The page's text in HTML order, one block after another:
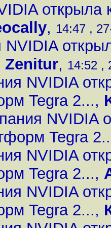
, 14:47 ,
NVIDIA
Zenitur, 14:52 ,
NVIDIA
Tegra 2...,
NVIDIA
Tegra
NVIDIA
Tegra 2...,
NVIDIA
Tegra 2...,